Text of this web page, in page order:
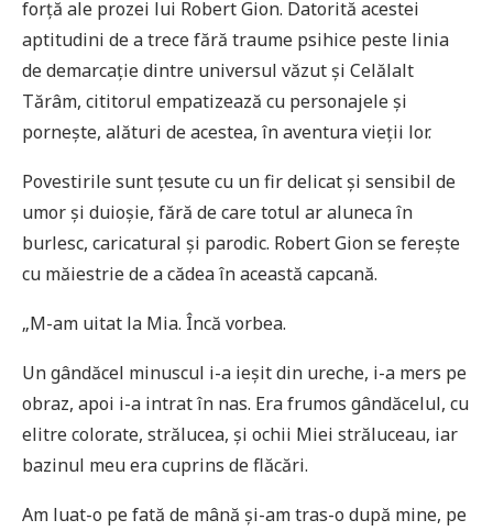
forță ale prozei lui Robert Gion. Datorită acestei
aptitudini de a trece fără traume psihice peste linia
de demarcație dintre universul văzut și Celălalt
Tărâm, cititorul empatizează cu personajele și
pornește, alături de acestea, în aventura vieții lor.
Povestirile sunt țesute cu un fir delicat și sensibil de
umor și duioșie, fără de care totul ar aluneca în
burlesc, caricatural și parodic. Robert Gion se ferește
cu măiestrie de a cădea în această capcană.
„M-am uitat la Mia. Încă vorbea.
Un gândăcel minuscul i-a ieșit din ureche, i-a mers pe
obraz, apoi i-a intrat în nas. Era frumos gândăcelul, cu
elitre colorate, strălucea, și ochii Miei străluceau, iar
bazinul meu era cuprins de flăcări.
Am luat-o pe fată de mână și-am tras-o după mine, pe